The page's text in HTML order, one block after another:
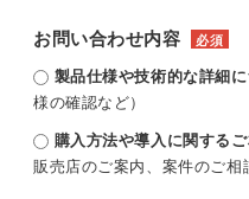
お問い合わせ内容 必須
製品仕様や技術的な詳細
様の確認など）
購入方法や導入に関する
販売店のご案内、案件のご相